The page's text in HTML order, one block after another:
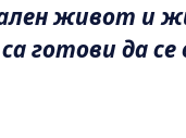
живот и
готови да